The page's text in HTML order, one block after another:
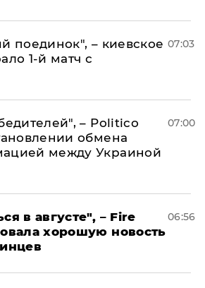
поединок", – киевское
1-й матч с
07:03
– Politico
обмена
между Украиной
07:00
в августе", – Fire
хорошую новость
06:56